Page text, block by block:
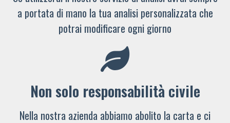
a portata di mano la tua analisi personalizzata che
potrai modificare ogni giorno
Non solo responsabilità civile
Nella nostra azienda abbiamo abolito la carta e ci